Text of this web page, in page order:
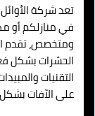
تعد شركة
في منازلكم أو
ومتخصص، تقدم
الحشرات بشكل
التقنيات
على الآفات